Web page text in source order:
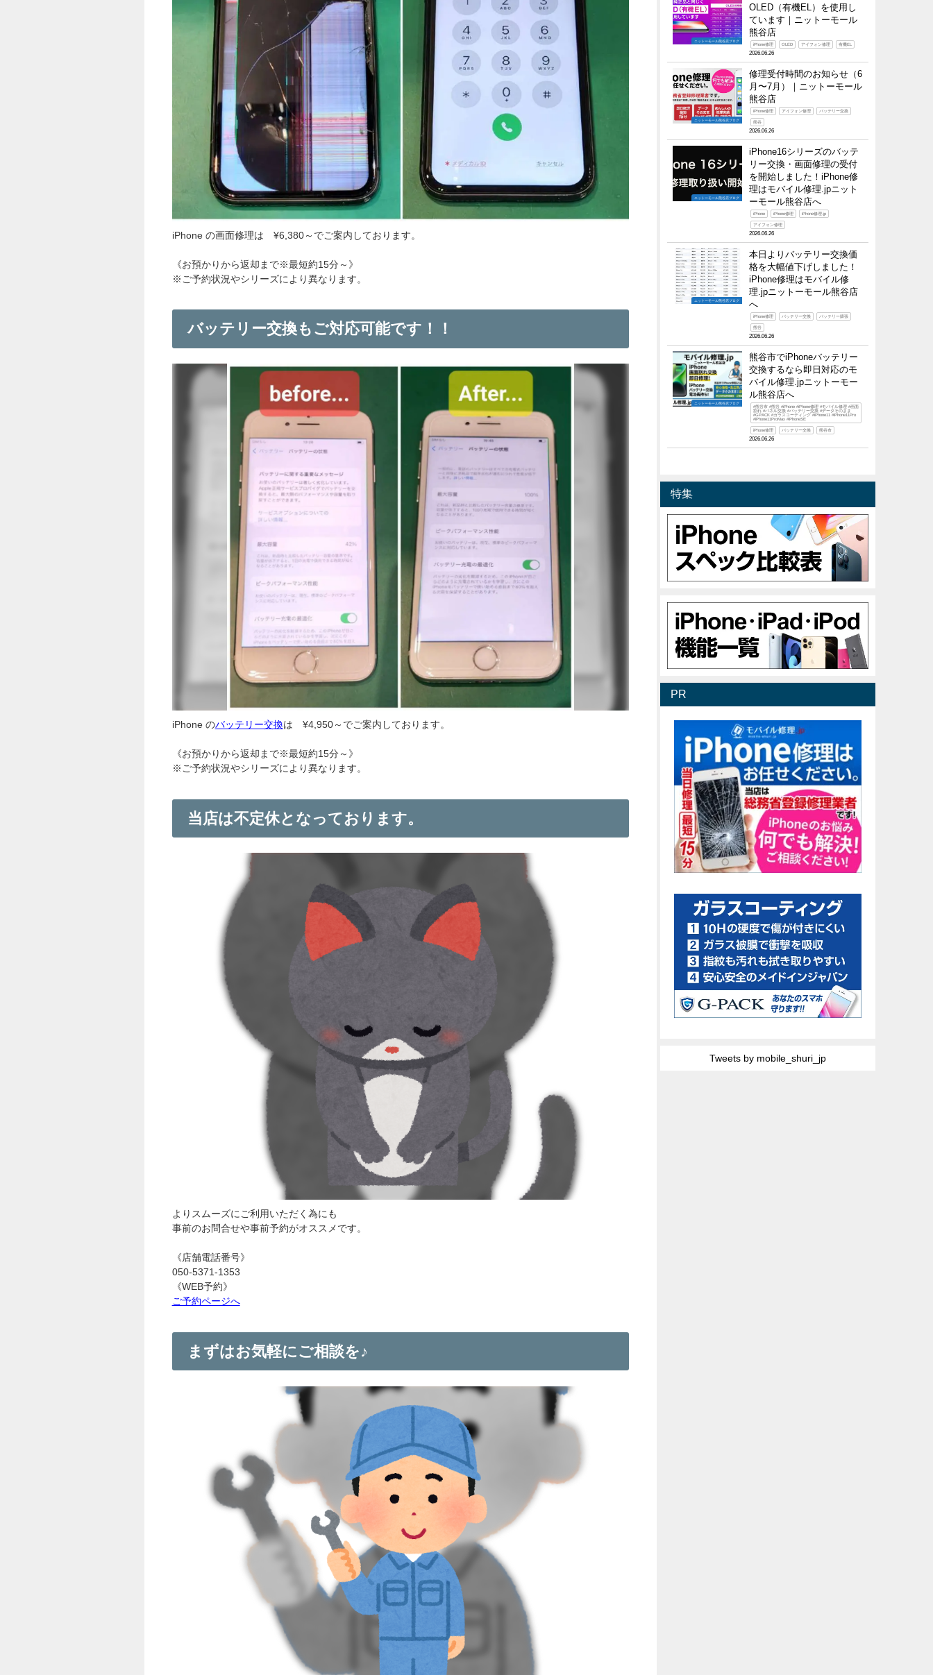
iPhone の画面修理は ¥6,380～でご案内しております。
《お預かりから返却まで※最短約15分～》
※ご予約状況やシリーズにより異なります。
バッテリー交換もご対応可能です！！
iPhone のバッテリー交換は ¥4,950～でご案内しております。
《お預かりから返却まで※最短約15分～》
※ご予約状況やシリーズにより異なります。
当店は不定休となっております。
よりスムーズにご利用いただく為にも
事前のお問合せや事前予約がオススメです。
《店舗電話番号》
050-5371-1353
《WEB予約》
ご予約ページへ
まずはお気軽にご相談を♪
ニットーモール熊谷店ブログ
OLED（有機EL）を使用し
ています｜ニットーモール
熊谷店
iPhone修理 OLED アイフォン修理 有機EL
2026.06.26
ニットーモール熊谷店ブログ
修理受付時間のお知らせ（6
月〜7月）｜ニットーモール
熊谷店
iPhone修理 アイフォン修理 バッテリー交換
熊谷
2026.06.26
ニットーモール熊谷店ブログ
iPhone16シリーズのバッテ
リー交換・画面修理の受付
を開始しました！iPhone修
理はモバイル修理.jpニット
ーモール熊谷店へ
iPhone iPhone修理 iPhone修理.jp
アイフォン修理
2026.06.26
ニットーモール熊谷店ブログ
本日よりバッテリー交換価
格を大幅値下げしました！
iPhone修理はモバイル修
理.jpニットーモール熊谷店
へ
iPhone修理 バッテリー交換 バッテリー膨張
熊谷
2026.06.26
ニットーモール熊谷店ブログ
熊谷市でiPhoneバッテリー
交換するなら即日対応のモ
バイル修理.jpニットーモー
ル熊谷店へ
#熊谷市 #熊谷 #iPhone #iPhone修理 #モバイル修理 #画面
割れ #パネル交換 #バッテリー交換 #データそのまま
#GPACK #ガラスコーティング #iPhone11 #iPhone11Pro
#iPhone11ProMax #iPhoneSE
iPhone修理 バッテリー交換 熊谷市
2026.06.26
特集
PR
Tweets by mobile_shuri_jp